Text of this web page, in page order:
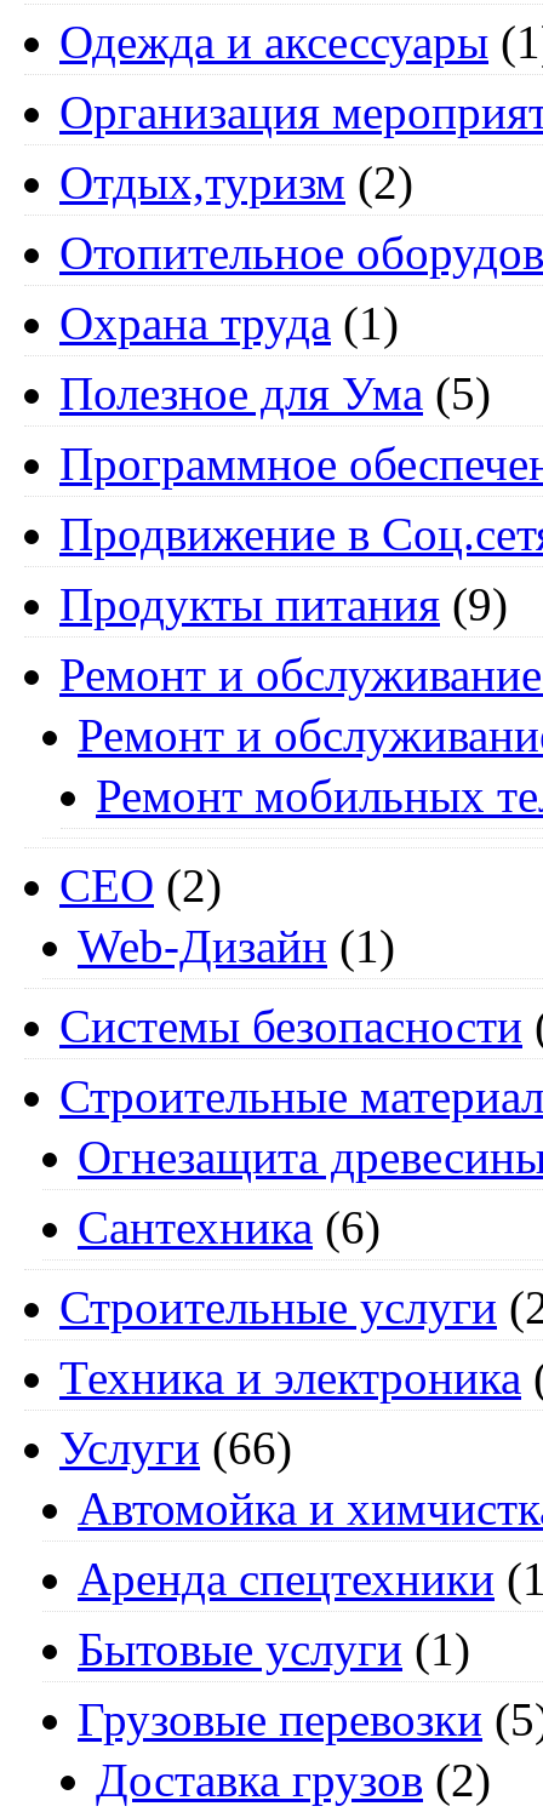
Одежда и аксессуары
Организация
Отдых,туризм (2)
Отопительное
Охрана труда (1)
Полезное для Ума (5)
Программное
Продвижение в
Продукты питания (9)
Ремонт и
Ремонт и
Ремонт мобильных
СЕО (2)
Web-Дизайн (1)
Системы безопасности
Строительные
Огнезащита
Сантехника (6)
Строительные услуги
Техника и электроника
Услуги (66)
Автомойка и
Аренда спецтехники
Бытовые услуги (1)
Грузовые перевозки
Доставка грузов (2)